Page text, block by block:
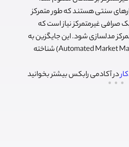
سنتی هستند که طور متمرکز
صرافی غیرمتمرکز نیاز است که
مدلسازی شود. این جایگزین به
عنوان «بازارساز خودکار»(Automated Market Maker) شناخته
در آکادمی رابکس بیشتر بخوانید